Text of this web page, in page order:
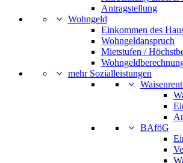
Antragstellung
Wohngeld
Einkommen des
Wohngeldanspruch
Mietstufen /
mehr Sozialleistungen
BAföG